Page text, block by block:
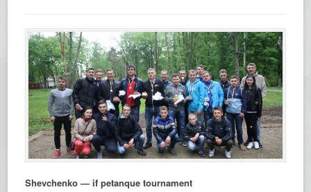
Shevchenko — if petanque tournament